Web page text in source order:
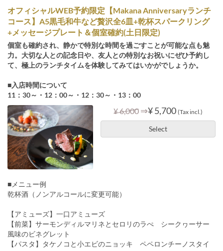
オフィシャルWEB予約限定【Makana Anniversaryランチ
コース】A5黒毛和牛など贅沢全6皿+乾杯スパークリング
+メッセージプレート＆個室確約(土日限定)
個室も確約され、静かで特別な時間を過ごすことが可能な点も魅
力。大切な人との記念日や、友人との特別なお祝いにぜひ予約し
て、極上のランチタイムを体験してみてはいかがでしょうか。
■入店時間について
11：30～・12：00～・12：30～・13：00
¥ 6,000 ⇒¥ 5,700 (Tax incl.)
Select
■メニュー例
乾杯酒（ノンアルコールに変更可能）
【アミューズ】一口アミューズ
【前菜】サーモンディルマリネとセロリのラぺ シークヮーサー
風味のビネグレット
【パスタ】タケノコと小エビのニョッキ ペペロンチーノスタイ